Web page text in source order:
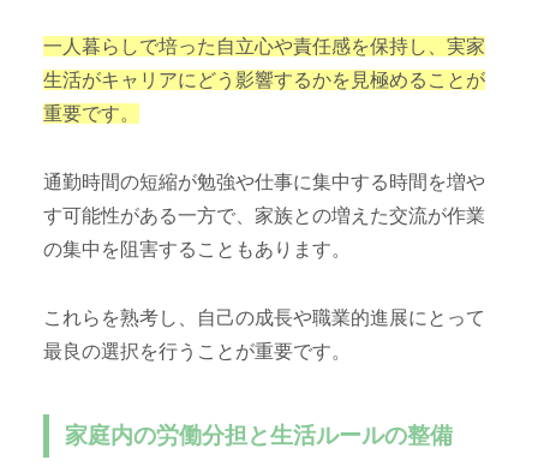
一人暮らしで培った自立心や責任感を保持し、実家
生活がキャリアにどう影響するかを見極めることが
重要です。
通勤時間の短縮が勉強や仕事に集中する時間を増や
す可能性がある一方で、家族との増えた交流が作業
の集中を阻害することもあります。
これらを熟考し、自己の成長や職業的進展にとって
最良の選択を行うことが重要です。
家庭内の労働分担と生活ルールの整備